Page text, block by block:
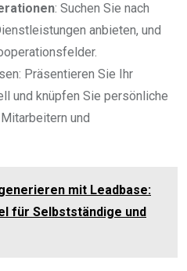
: Suchen Sie nach
anbieten, und
Präsentieren Sie Ihr
und knüpfen Sie persönliche
und
mit Leadbase:
für Selbstständige und